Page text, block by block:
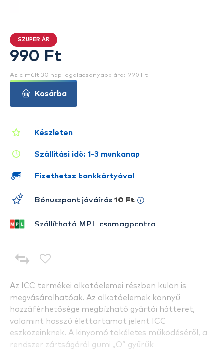
Az ICC termékei alkotóelemei részben külön is
megvásárolhatóak. Az alkotóelemek könnyű
hozzáférhetősége megbízható gyártói hátteret,
valamint hosszú élettartamot jelent ICC
eszközeinknek. A kinyomó tökéletes működéséről, a
rendszer zártságáról gumi „O” gyűrűk
Készleten
Szállítási idő: 1-3 munkanap
Fizethetsz bankkártyával
Bónuszpont jóváírás 10 Ft
Szállítható MPL csomagpontra
SZUPER ÁR
990 Ft
Az elmúlt 30 nap legalacsonyabb ára: 990 Ft
Kosárba